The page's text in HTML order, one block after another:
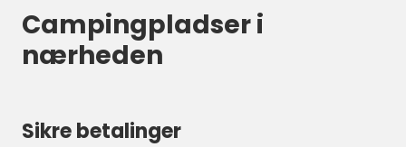
Campingpladser i
nærheden
Sikre betalinger